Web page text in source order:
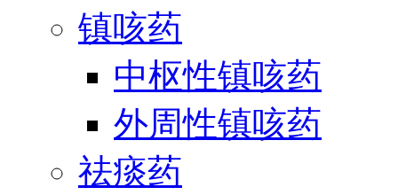
镇咳药
中枢性镇咳药
外周性镇咳药
祛痰药